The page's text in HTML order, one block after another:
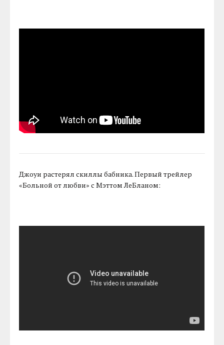
Джоуи растерял скиллы бабника. Первый трейлер
«Больной от любви» с Мэттом ЛеБланом: